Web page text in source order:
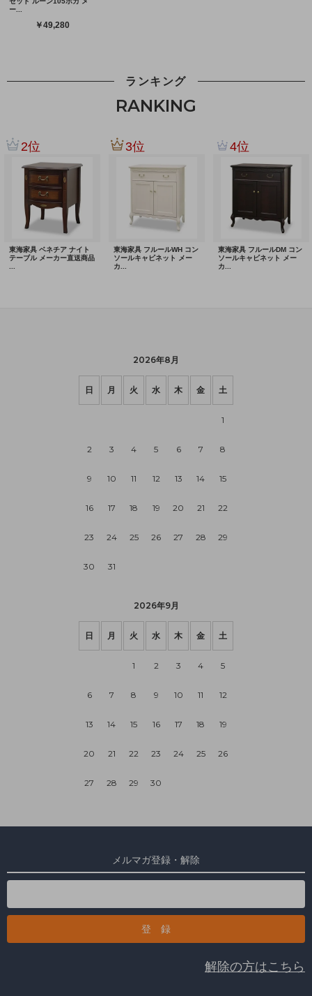
ランキング
RANKING
2026年8月
日 月 火 水 木 金 土
1
2 3 4 5 6 7 8
9 10 11 12 13 14 15
16 17 18 19 20 21 22
23 24 25 26 27 28 29
30 31
2026年9月
日 月 火 水 木 金 土
1 2 3 4 5
6 7 8 9 10 11 12
13 14 15 16 17 18 19
20 21 22 23 24 25 26
27 28 29 30
メルマガ登録・解除
解除の方はこちら